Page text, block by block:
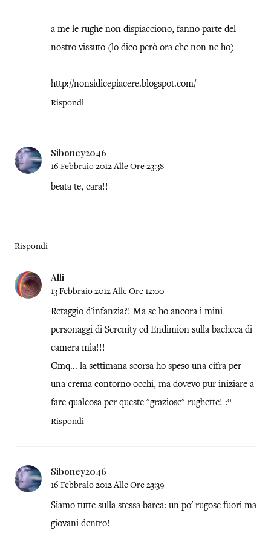
a me le rughe non dispiacciono, fanno parte del
nostro vissuto (lo dico però ora che non ne ho)
http://nonsidicepiacere.blogspot.com/
Rispondi
Siboney2046
16 Febbraio 2012 Alle Ore 23:38
beata te, cara!!
Rispondi
Alli
13 Febbraio 2012 Alle Ore 12:00
Retaggio d'infanzia?! Ma se ho ancora i mini
personaggi di Serenity ed Endimion sulla bacheca di
camera mia!!!
Cmq... la settimana scorsa ho speso una cifra per
una crema contorno occhi, ma dovevo pur iniziare a
fare qualcosa per queste "graziose" rughette! :°
Rispondi
Siboney2046
16 Febbraio 2012 Alle Ore 23:39
Siamo tutte sulla stessa barca: un po' rugose fuori ma
giovani dentro!